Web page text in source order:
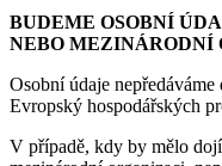
BUDEME OSOBNÍ
NEBO MEZINÁRODNÍ
Osobní údaje
Evropský hospodářských
V případě, kdy by mělo